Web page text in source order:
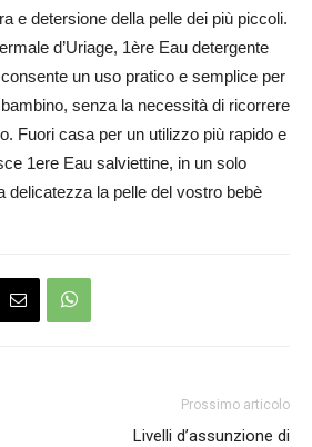
e detersione della pelle dei più piccoli.
d’Uriage, 1ère Eau detergente
un uso pratico e semplice per
bambino, senza la necessità di ricorrere
Fuori casa per un utilizzo più rapido e
1ere Eau salviettine, in un solo
delicatezza la pelle del vostro bebè
Prossimo articolo
Livelli d’assunzione di